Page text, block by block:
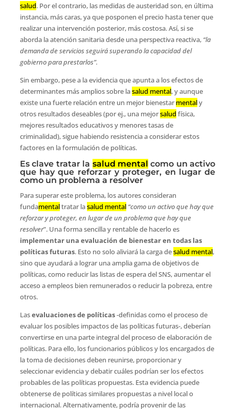
salud. Por el contrario, las medidas de austeridad son, en última
instancia, más caras, ya que posponen el precio hasta tener que
realizar una intervención posterior, más costosa. Así, si se
aborda la atención sanitaria desde una perspectiva reactiva, “la
demanda de servicios seguirá superando la capacidad del
gobierno para prestarlos”.
Sin embargo, pese a la evidencia que apunta a los efectos de
determinantes más amplios sobre lasalud mental, y aunque
existe una fuerte relación entre un mejor bienestarmentaly
otros resultados deseables (por ej., una mejorsalud física,
mejores resultados educativos y menores tasas de
criminalidad), sigue habiendo resistencia a considerar estos
factores en la formulación de políticas.
Es clave tratar la salud mental como un activo
que hay que reforzar y proteger, en lugar de
como un problema a resolver
Para superar este problema, los autores consideran
fundamentaltratar lasalud mental “como un activo que hay que
reforzar y proteger, en lugar de un problema que hay que
resolver”. Una forma sencilla y rentable de hacerlo es
implementar una evaluación de bienestar en todas las
políticas futuras. Esto no solo aliviará la carga desalud mental,
sino que ayudará a lograr una amplia gama de objetivos de
políticas, como reducir las listas de espera del SNS, aumentar el
acceso a empleos bien remunerados o reducir la pobreza, entre
otros.
Lasevaluaciones de políticas-definidas como el proceso de
evaluar los posibles impactos de las políticas futuras-, deberían
convertirse en una parte integral del proceso de elaboración de
políticas. Para ello, los funcionarios públicos y los encargados de
la toma de decisiones deben reunirse, proporcionar y
seleccionar evidencia y debatir cuáles podrían ser los efectos
probables de las políticas propuestas. Esta evidencia puede
obtenerse de políticas similares propuestas a nivel local o
internacional. Alternativamente, podría provenir de las